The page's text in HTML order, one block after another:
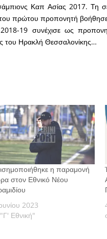
Καπ Ασίας 2017. Τη
πρώτου προπονητή βοήθησε
19 συνέχισε ως
του Ηρακλή Θεσσαλονίκης…
η παραμονή
στον Εθνικό Νέου
2023
Εθνική"